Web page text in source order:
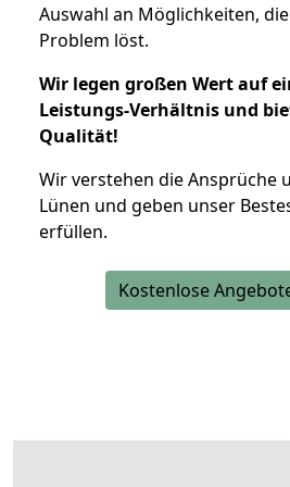
Auswahl an Möglichkeiten,
Problem löst.
Wir legen großen Wert auf
Leistungs-Verhältnis und
Qualität!
Wir verstehen die Ansprüche
Lünen und geben unser
erfüllen.
Kostenlose